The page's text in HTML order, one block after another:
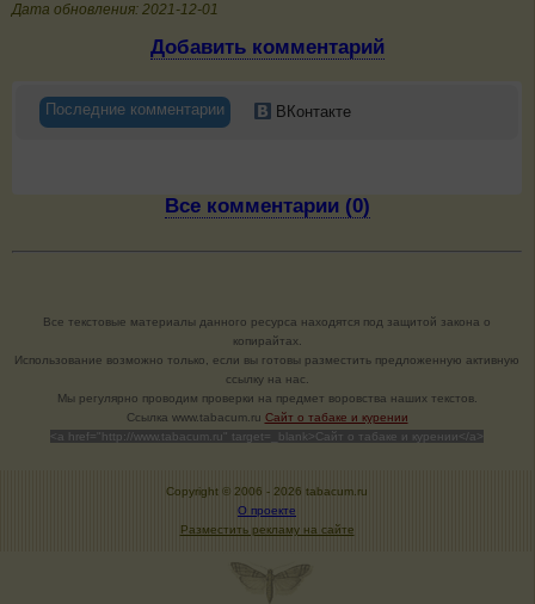
Дата обновления: 2021-12-01
Добавить комментарий
Последние комментарии ВКонтакте
Все комментарии (0)
Все текстовые материалы данного ресурса находятся под защитой закона о
копирайтах.
Использование возможно только, если вы готовы разместить предложенную активную
ссылку на нас.
Мы регулярно проводим проверки на предмет воровства наших текстов.
Cсылка www.tabacum.ru Сайт о табаке и курении
<a href="http://www.tabacum.ru" target=_blank>Сайт о табаке и курении</a>
Copyright © 2006 - 2026 tabacum.ru
О проекте
Разместить рекламу на сайте